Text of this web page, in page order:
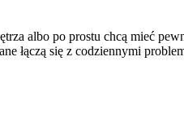
albo po prostu chcą mieć
łączą się z codziennymi